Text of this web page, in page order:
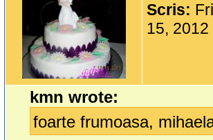
Scris:
15, 2012
kmn wrote:
foarte frumoasa,